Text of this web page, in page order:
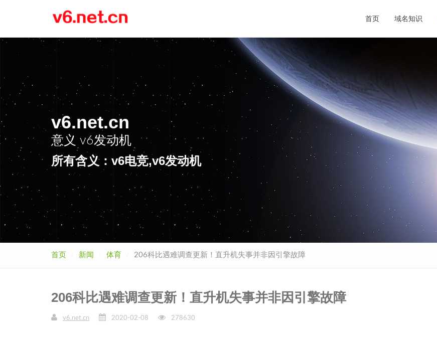
首页 域名知识
v6.net.cn
意义 v6发动机
所有含义：v6电竞,v6发动机
首页 新闻 体育 206科比遇难调查更新！直升机失事并非因引擎故障
206科比遇难调查更新！直升机失事并非因引擎故障
v6.net.cn 2020-02-08 278630